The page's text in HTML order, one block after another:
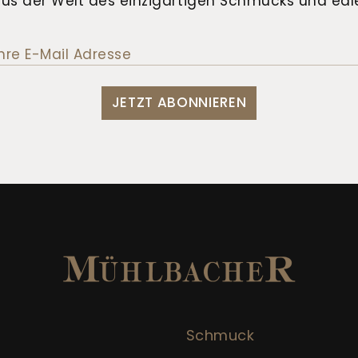
JETZT ABONNIEREN
Schmuck